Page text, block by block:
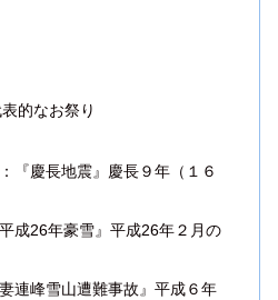
的なお祭り
『慶長地震』慶長９年（１６
成26年豪雪』平成26年２月の
連峰雪山遭難事故』平成６年